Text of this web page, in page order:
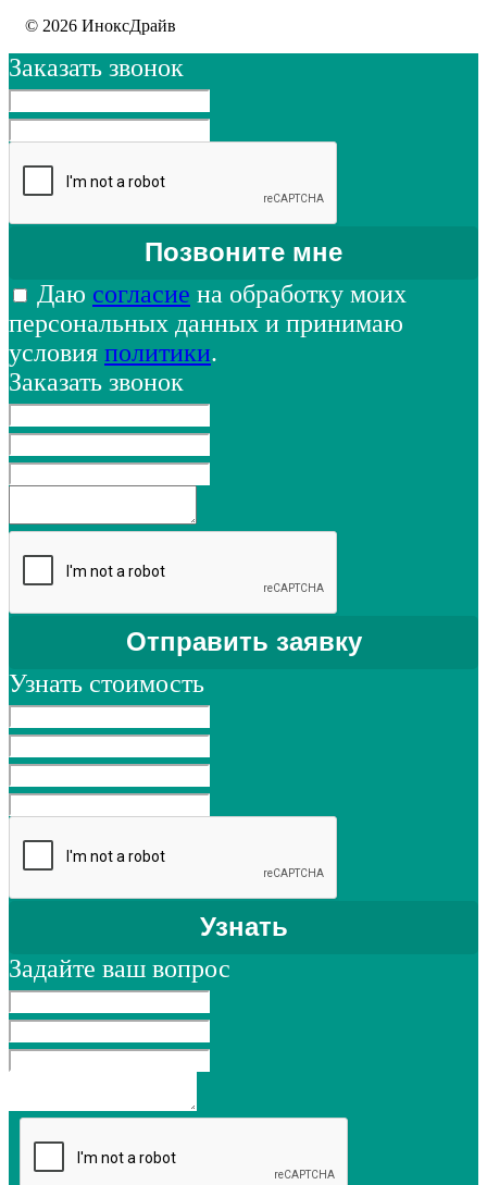
© 2026 ИноксДрайв
Заказать звонок
Даю согласие на обработку моих
персональных данных и принимаю
условия политики.
Заказать звонок
Узнать стоимость
Задайте ваш вопрос